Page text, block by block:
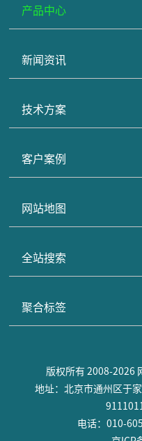
产品中心
新闻资讯
技术方案
客户案例
网站地图
全站搜索
聚合标签
版权所有 2008-2026
地址：北京市通州区于
电话：010-